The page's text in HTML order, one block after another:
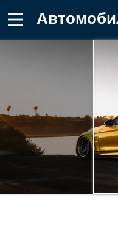
Автомобили,